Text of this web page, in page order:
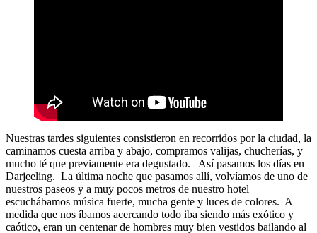
Nuestras tardes siguientes consistieron en recorridos por la ciudad, la
caminamos cuesta arriba y abajo, compramos valijas, chucherías, y
mucho té que previamente era degustado. Así pasamos los días en
Darjeeling. La última noche que pasamos allí, volvíamos de uno de
nuestros paseos y a muy pocos metros de nuestro hotel
escuchábamos música fuerte, mucha gente y luces de colores. A
medida que nos íbamos acercando todo iba siendo más exótico y
caótico, eran un centenar de hombres muy bien vestidos bailando al